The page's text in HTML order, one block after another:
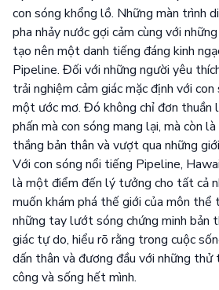
con sóng khổng lồ. Những màn trình
pha nhảy nước gợi cảm cùng với
tạo nên một danh tiếng đáng kinh
Pipeline. Đối với những người yêu
trải nghiệm cảm giác mặc định với
một ước mơ. Đó không chỉ đơn thuần
phấn mà con sóng mang lại, mà còn
thắng bản thân và vượt qua những
Với con sóng nổi tiếng Pipeline,
là một điểm đến lý tưởng cho tất cả
muốn khám phá thế giới của môn thể
những tay lướt sóng chứng minh bản
giác tự do, hiểu rõ rằng trong cuộc
dấn thân và đương đầu với những thử
công và sống hết mình.